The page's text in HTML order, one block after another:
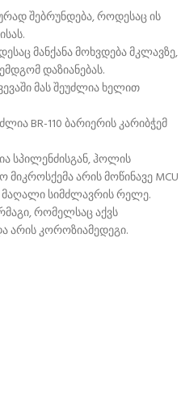
შებრუნდება, როდესაც ის
მანქანა მოხვდება მკლავზე,
დაზიანებას.
მას შეუძლია ხელით
BR-110 ბარიერის კარიბჭემ
სპილენძისგან, ჰოლის
არის მოწინავე MCU
სიმძლავრის რელე.
რომელსაც აქვს
არის კოროზიამედეგი.